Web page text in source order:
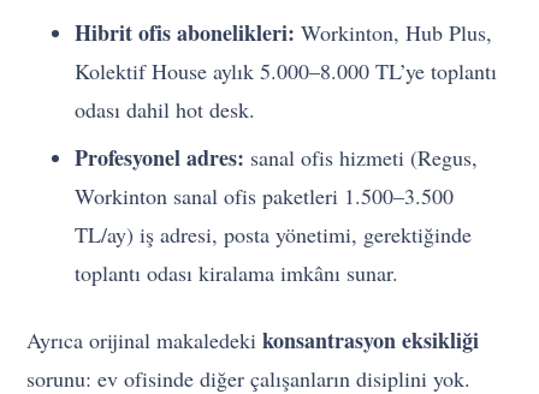
Hibrit ofis abonelikleri: Workinton, Hub Plus,
Kolektif House aylık 5.000–8.000 TL’ye toplantı
odası dahil hot desk.
Profesyonel adres: sanal ofis hizmeti (Regus,
Workinton sanal ofis paketleri 1.500–3.500
TL/ay) iş adresi, posta yönetimi, gerektiğinde
toplantı odası kiralama imkânı sunar.
Ayrıca orijinal makaledekikonsantrasyon eksikliği
sorunu: ev ofisinde diğer çalışanların disiplini yok.